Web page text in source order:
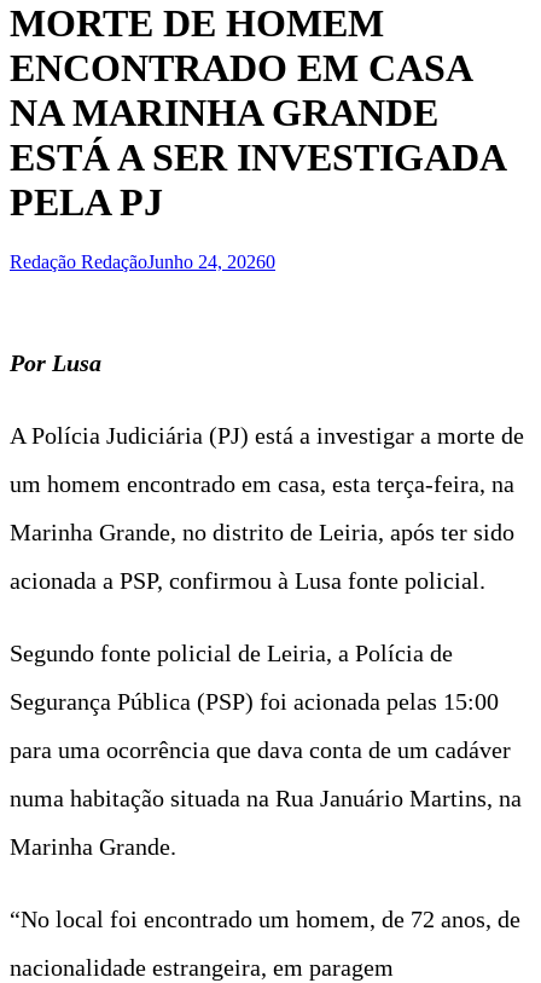
MORTE DE HOMEM
ENCONTRADO EM CASA
NA MARINHA GRANDE
ESTÁ A SER INVESTIGADA
PELA PJ
Redação RedaçãoJunho 24, 20260
Por Lusa
A Polícia Judiciária (PJ) está a investigar a morte de
um homem encontrado em casa, esta terça-feira, na
Marinha Grande, no distrito de Leiria, após ter sido
acionada a PSP, confirmou à Lusa fonte policial.
Segundo fonte policial de Leiria, a Polícia de
Segurança Pública (PSP) foi acionada pelas 15:00
para uma ocorrência que dava conta de um cadáver
numa habitação situada na Rua Januário Martins, na
Marinha Grande.
“No local foi encontrado um homem, de 72 anos, de
nacionalidade estrangeira, em paragem